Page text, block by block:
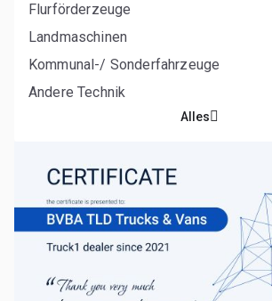
Flurförderzeuge
Landmaschinen
Kommunal-/ Sonderfahrzeuge
Andere Technik
Alles